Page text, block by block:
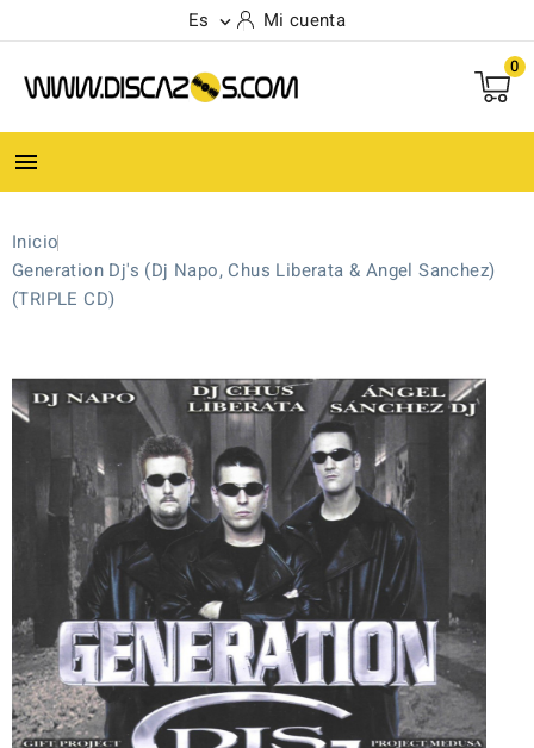
Es  Mi cuenta
0

Inicio
Generation Dj's (Dj Napo, Chus Liberata & Angel Sanchez)
(TRIPLE CD)